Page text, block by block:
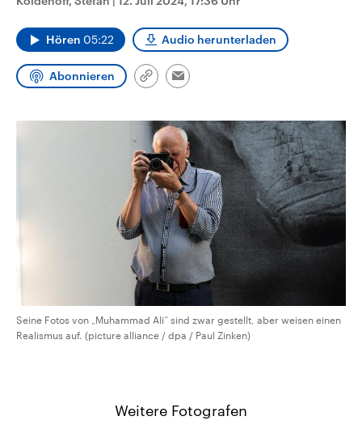
Audio-Archiv
Hören 05:22 Audio herunterladen
Abonnieren
Link
Email
Seine Fotos von „Muhammad Ali“ sind zwar gestellt, aber weisen einen
Realismus auf. (picture alliance / dpa / Paul Zinken)
Weitere Fotografen